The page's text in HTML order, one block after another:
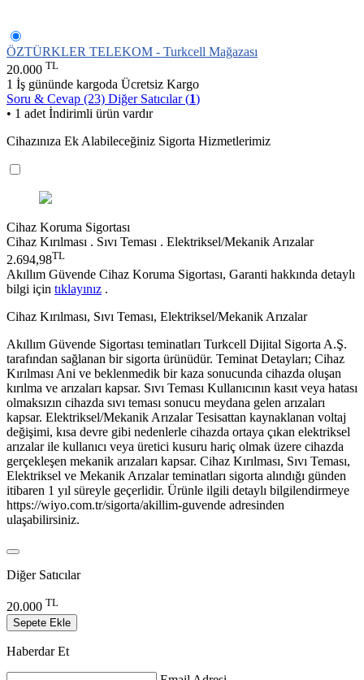
ÖZTÜRKLER TELEKOM - Turkcell Mağazası
20.000 TL
1 İş gününde kargoda Ücretsiz Kargo
Soru & Cevap (23) Diğer Satıcılar (1)
• 1 adet İndirimli ürün vardır
Cihazınıza Ek Alabileceğiniz Sigorta Hizmetlerimiz
Cihaz Koruma Sigortası
Cihaz Kırılması . Sıvı Teması . Elektriksel/Mekanik Arızalar
2.694,98TL
Akıllım Güvende Cihaz Koruma Sigortası, Garanti hakkında detaylı
bilgi için tıklayınız .
Cihaz Kırılması, Sıvı Teması, Elektriksel/Mekanik Arızalar
Akıllım Güvende Sigortası teminatları Turkcell Dijital Sigorta A.Ş.
tarafından sağlanan bir sigorta ürünüdür. Teminat Detayları; Cihaz
Kırılması Ani ve beklenmedik bir kaza sonucunda cihazda oluşan
kırılma ve arızaları kapsar. Sıvı Teması Kullanıcının kasıt veya hatası
olmaksızın cihazda sıvı teması sonucu meydana gelen arızaları
kapsar. Elektriksel/Mekanik Arızalar Tesisattan kaynaklanan voltaj
değişimi, kısa devre gibi nedenlerle cihazda ortaya çıkan elektriksel
arızalar ile kullanıcı veya üretici kusuru hariç olmak üzere cihazda
gerçekleşen mekanik arızaları kapsar. Cihaz Kırılması, Sıvı Teması,
Elektriksel ve Mekanik Arızalar teminatları sigorta alındığı günden
itibaren 1 yıl süreyle geçerlidir. Ürünle ilgili detaylı bilgilendirmeye
https://wiyo.com.tr/sigorta/akillim-guvende adresinden
ulaşabilirsiniz.
Diğer Satıcılar
20.000 TL
Sepete Ekle
Haberdar Et